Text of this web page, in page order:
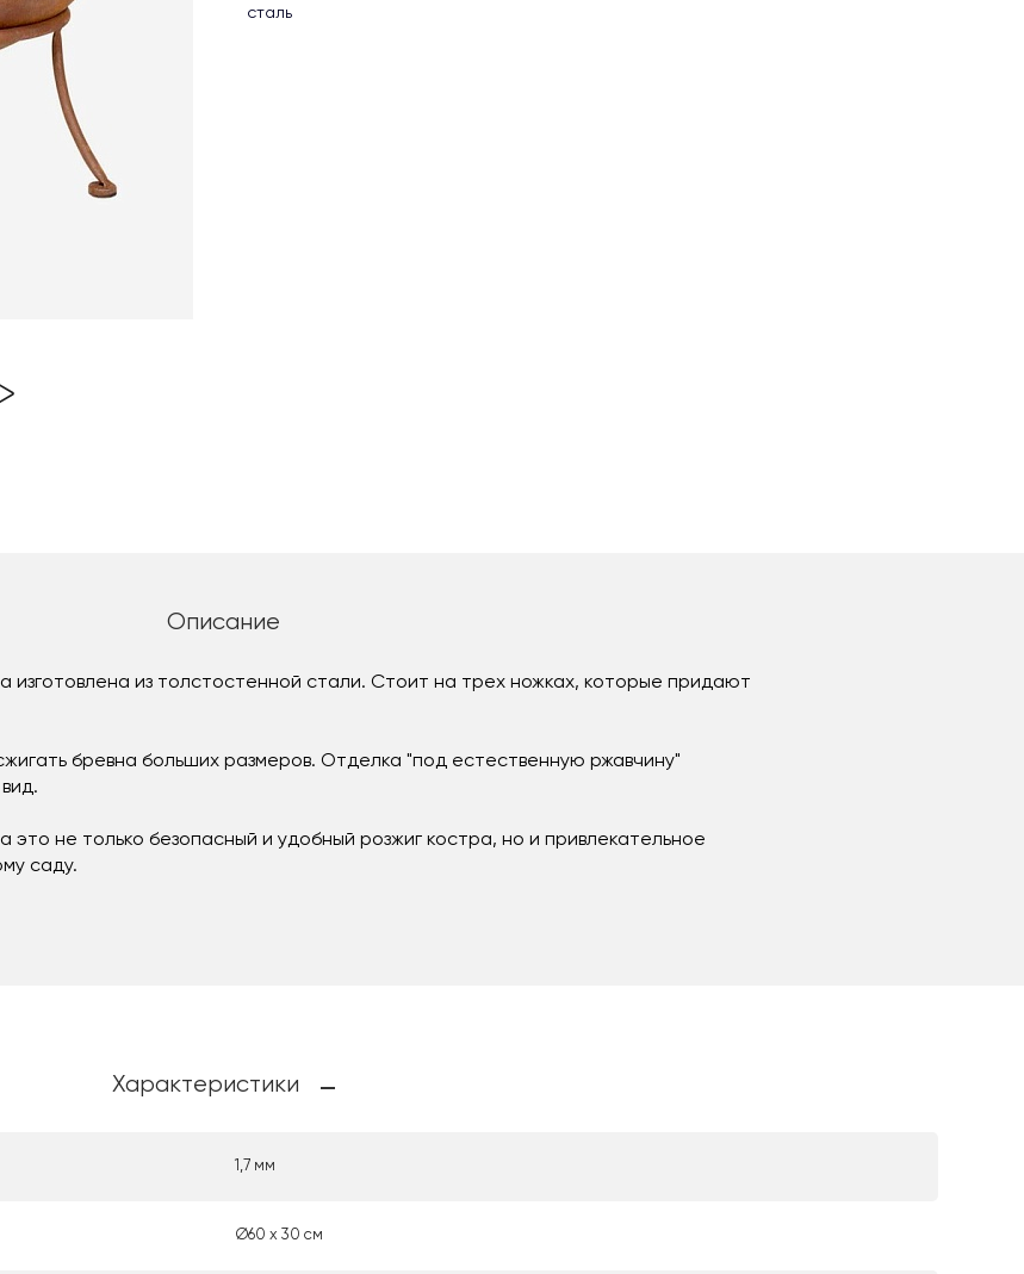
сталь
Описание
из толстостенной стали. Стоит на трех ножках, которые придают
бревна больших размеров. Отделка "под естественную ржавчину"
не только безопасный и удобный розжиг костра, но и привлекательное
саду.
Характеристики
1,7 мм
Ø60 х 30 см